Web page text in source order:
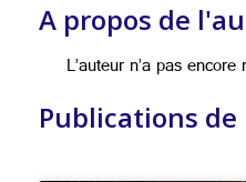
A propos de
L’auteur n’a pas
Publications